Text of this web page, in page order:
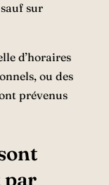
sur
d’horaires
ou des
prévenus
par